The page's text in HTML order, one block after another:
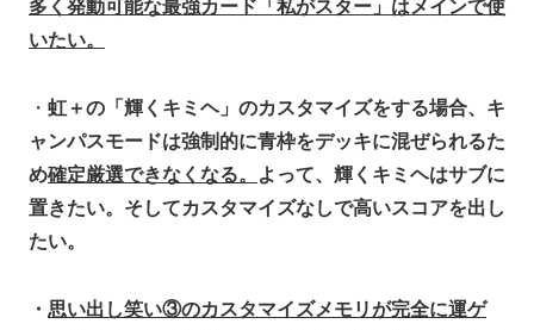
多く発動可能な最強カード「私がスター」はメインで使
いたい。
・ 虹＋の「輝くキミヘ」のカスタマイズをする場合、キ
ャンパスモードは強制的に青枠をデッキに混ぜられるた
め確定厳選できなくなる。
よって、輝くキミヘはサブに
置きたい。そしてカスタマイズなしで高いスコアを出し
たい。
・ 思い出し笑い③のカスタマイズメモリが完全に運ゲ